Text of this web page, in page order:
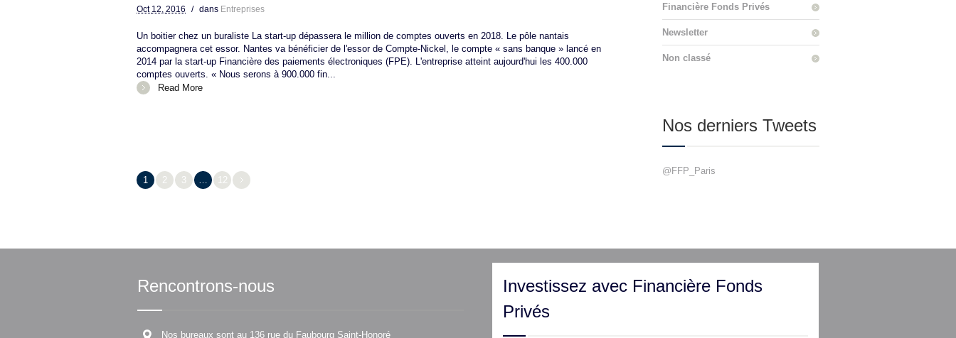
Oct 12, 2016 / dans Entreprises
Un boitier chez un buraliste La start-up dépassera le million de comptes ouverts en 2018. Le pôle nantais
accompagnera cet essor. Nantes va bénéficier de l'essor de Compte-Nickel, le compte « sans banque » lancé en
2014 par la start-up Financière des paiements électroniques (FPE). L'entreprise atteint aujourd'hui les 400.000
comptes ouverts. « Nous serons à 900.000 fin...
Read More
1 2 3 … 12
Financière Fonds Privés
Newsletter
Non classé
Nos derniers Tweets
@FFP_Paris
Rencontrons-nous
Nos bureaux sont au 136 rue du Faubourg Saint-Honoré
Investissez avec Financière Fonds
Privés